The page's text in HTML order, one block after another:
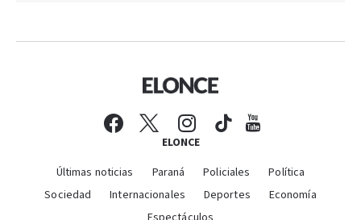
ELONCE
Últimas noticias Paraná Policiales
Política
Sociedad
Internacionales Deportes
Economía